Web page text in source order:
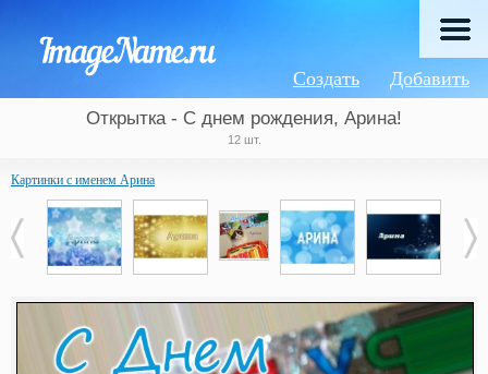
Добавить
Создать
Открытка - С днем рождения, Арина!
12 шт.
Картинки с именем Арина